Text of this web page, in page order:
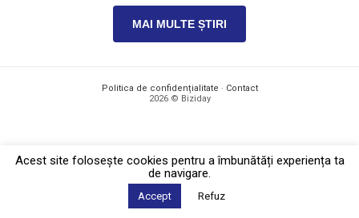
MAI MULTE ȘTIRI
Politica de confidențialitate · Contact
2026 © Biziday
Acest site foloseşte cookies pentru a îmbunătăți experiența ta
de navigare.
Accept Refuz